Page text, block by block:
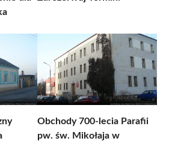
Obchody 700-lecia Parafii
pw. św. Mikołaja w